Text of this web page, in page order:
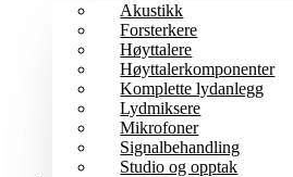
Akustikk
Forsterkere
Høyttalere
Høyttalerkomponenter
Komplette lydanlegg
Lydmiksere
Mikrofoner
Signalbehandling
Studio og opptak